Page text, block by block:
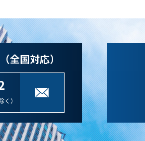
全国対応）
く）